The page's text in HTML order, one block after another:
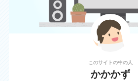
このサイトの中の人
かかかず